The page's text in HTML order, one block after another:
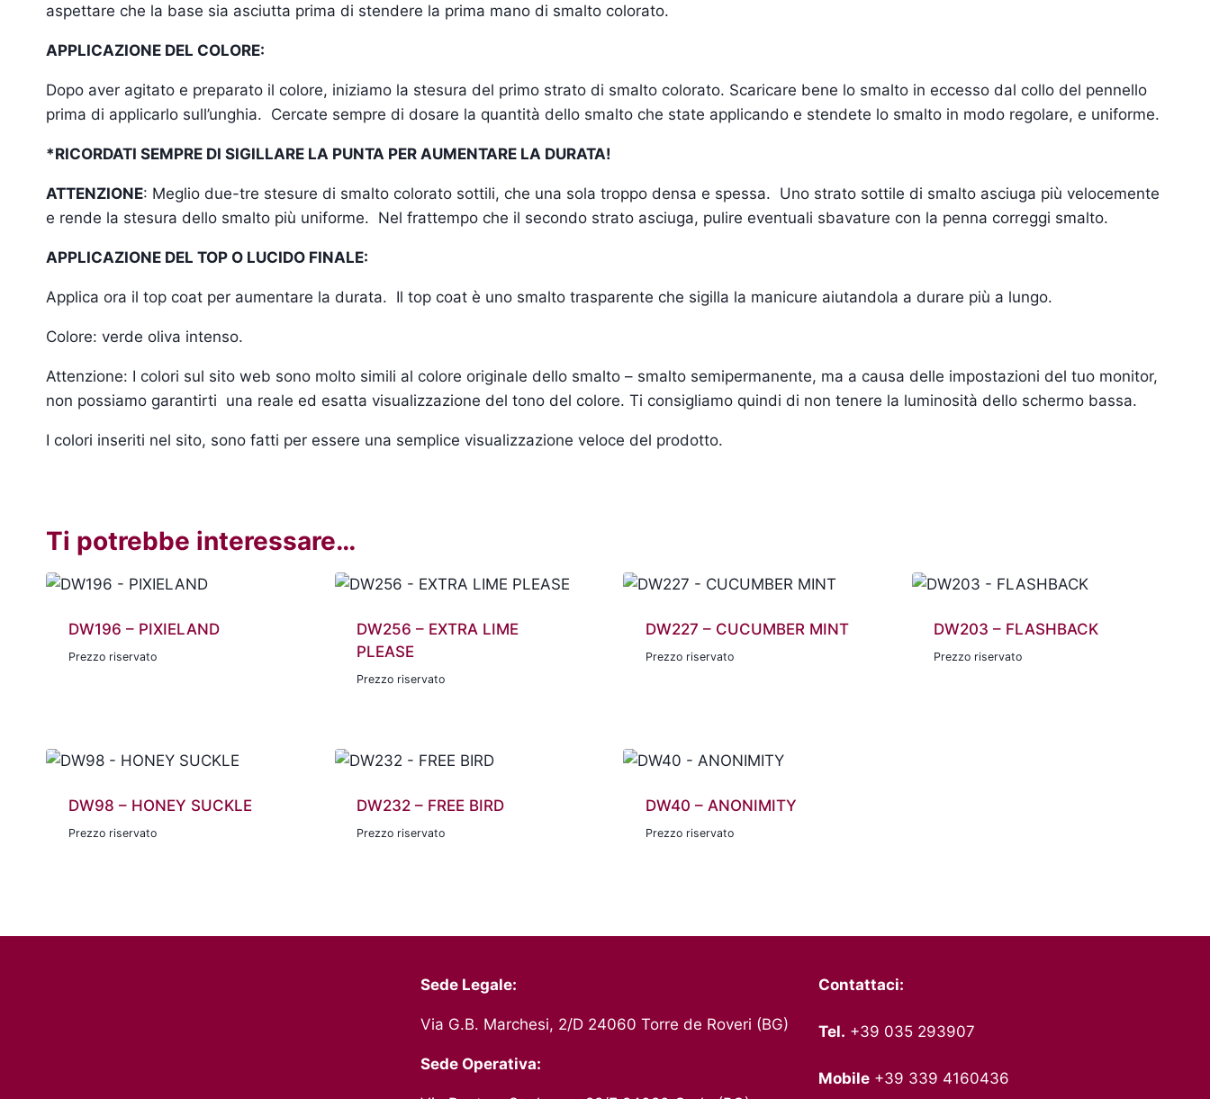
aspettare che la base sia asciutta prima di stendere la prima mano di smalto colorato.
APPLICAZIONE DEL COLORE:
Dopo aver agitato e preparato il colore, iniziamo la stesura del primo strato di smalto colorato. Scaricare bene lo smalto in eccesso dal collo del pennello
prima di applicarlo sull’unghia. Cercate sempre di dosare la quantità dello smalto che state applicando e stendete lo smalto in modo regolare, e uniforme.
*RICORDATI SEMPRE DI SIGILLARE LA PUNTA PER AUMENTARE LA DURATA!
ATTENZIONE: Meglio due-tre stesure di smalto colorato sottili, che una sola troppo densa e spessa. Uno strato sottile di smalto asciuga più velocemente
e rende la stesura dello smalto più uniforme. Nel frattempo che il secondo strato asciuga, pulire eventuali sbavature con la penna correggi smalto.
APPLICAZIONE DEL TOP O LUCIDO FINALE:
Applica ora il top coat per aumentare la durata. Il top coat è uno smalto trasparente che sigilla la manicure aiutandola a durare più a lungo.
Colore: verde oliva intenso.
Attenzione: I colori sul sito web sono molto simili al colore originale dello smalto – smalto semipermanente, ma a causa delle impostazioni del tuo monitor,
non possiamo garantirti una reale ed esatta visualizzazione del tono del colore. Ti consigliamo quindi di non tenere la luminosità dello schermo bassa.
I colori inseriti nel sito, sono fatti per essere una semplice visualizzazione veloce del prodotto.
Ti potrebbe interessare…
DW196 – PIXIELAND
Prezzo riservato
DW256 – EXTRA LIME
PLEASE
Prezzo riservato
DW227 – CUCUMBER MINT
Prezzo riservato
DW203 – FLASHBACK
Prezzo riservato
DW98 – HONEY SUCKLE
Prezzo riservato
DW232 – FREE BIRD
Prezzo riservato
DW40 – ANONIMITY
Prezzo riservato
Sede Legale:
Via G.B. Marchesi, 2/D 24060 Torre de Roveri (BG)
Sede Operativa:
Contattaci:
Tel. +39 035 293907
Mobile +39 339 4160436